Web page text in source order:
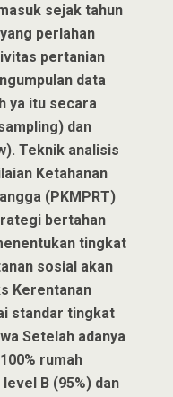
sejak tahun
perlahan
pertanian
data
ya itu secara
dan
Teknik analisis
Ketahanan
(PKMPRT)
bertahan
tingkat
sosial akan
Kerentanan
standar tingkat
Setelah adanya
rumah
B (95%) dan